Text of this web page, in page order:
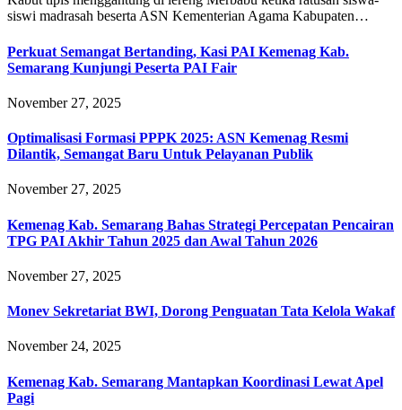
siswi madrasah beserta ASN Kementerian Agama Kabupaten…
Perkuat Semangat Bertanding, Kasi PAI Kemenag Kab.
Semarang Kunjungi Peserta PAI Fair
November 27, 2025
Optimalisasi Formasi PPPK 2025: ASN Kemenag Resmi
Dilantik, Semangat Baru Untuk Pelayanan Publik
November 27, 2025
Kemenag Kab. Semarang Bahas Strategi Percepatan Pencairan
TPG PAI Akhir Tahun 2025 dan Awal Tahun 2026
November 27, 2025
Monev Sekretariat BWI, Dorong Penguatan Tata Kelola Wakaf
November 24, 2025
Kemenag Kab. Semarang Mantapkan Koordinasi Lewat Apel
Pagi